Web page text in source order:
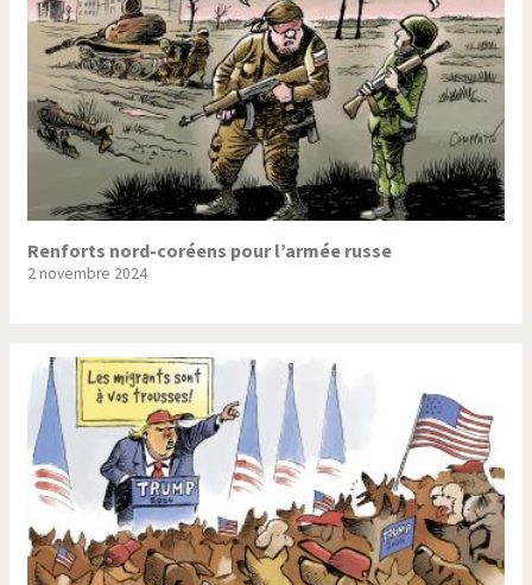
Renforts nord-coréens pour l’armée russe
2 novembre 2024